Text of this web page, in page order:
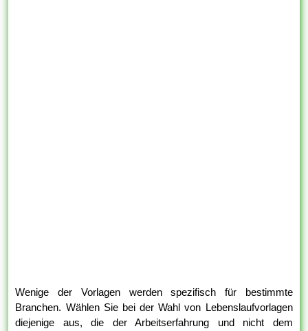
Wenige der Vorlagen werden spezifisch für bestimmte
Branchen. Wählen Sie bei der Wahl von Lebenslaufvorlagen
diejenige aus, die der Arbeitserfahrung und nicht dem